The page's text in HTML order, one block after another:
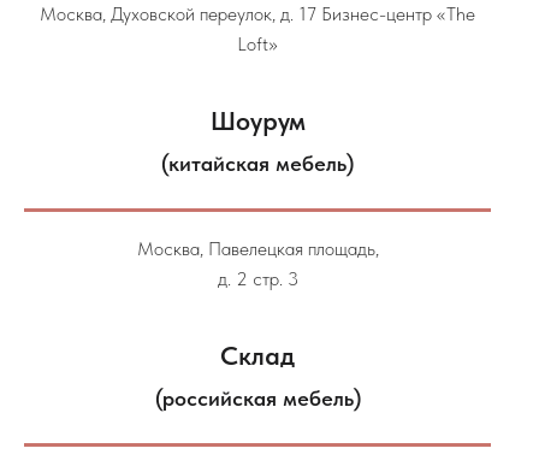
Москва, Духовской переулок, д. 17 Бизнес-центр «The
Loft»
Шоурум
(китайская мебель)
Москва, Павелецкая площадь,
д. 2 стр. 3
Склад
(российская мебель)